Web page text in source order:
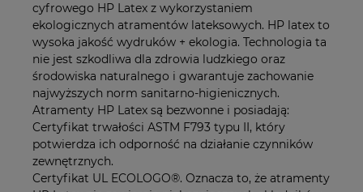
cyfrowego HP Latex z wykorzystaniem
ekologicznych atramentów lateksowych. HP latex to
wysoka jakość wydruków + ekologia. Technologia ta
nie jest szkodliwa dla zdrowia ludzkiego oraz
środowiska naturalnego i gwarantuje zachowanie
najwyższych norm sanitarno-higienicznych.
Atramenty HP Latex są bezwonne i posiadają:
Certyfikat trwałości ASTM F793 typu II, który
potwierdza ich odporność na działanie czynników
zewnętrznych.
Certyfikat UL ECOLOGO®. Oznacza to, że atramenty